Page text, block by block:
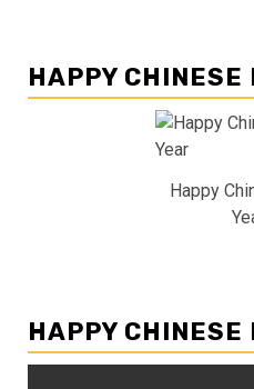
HAPPY CHINESE
Happy
HAPPY CHINESE